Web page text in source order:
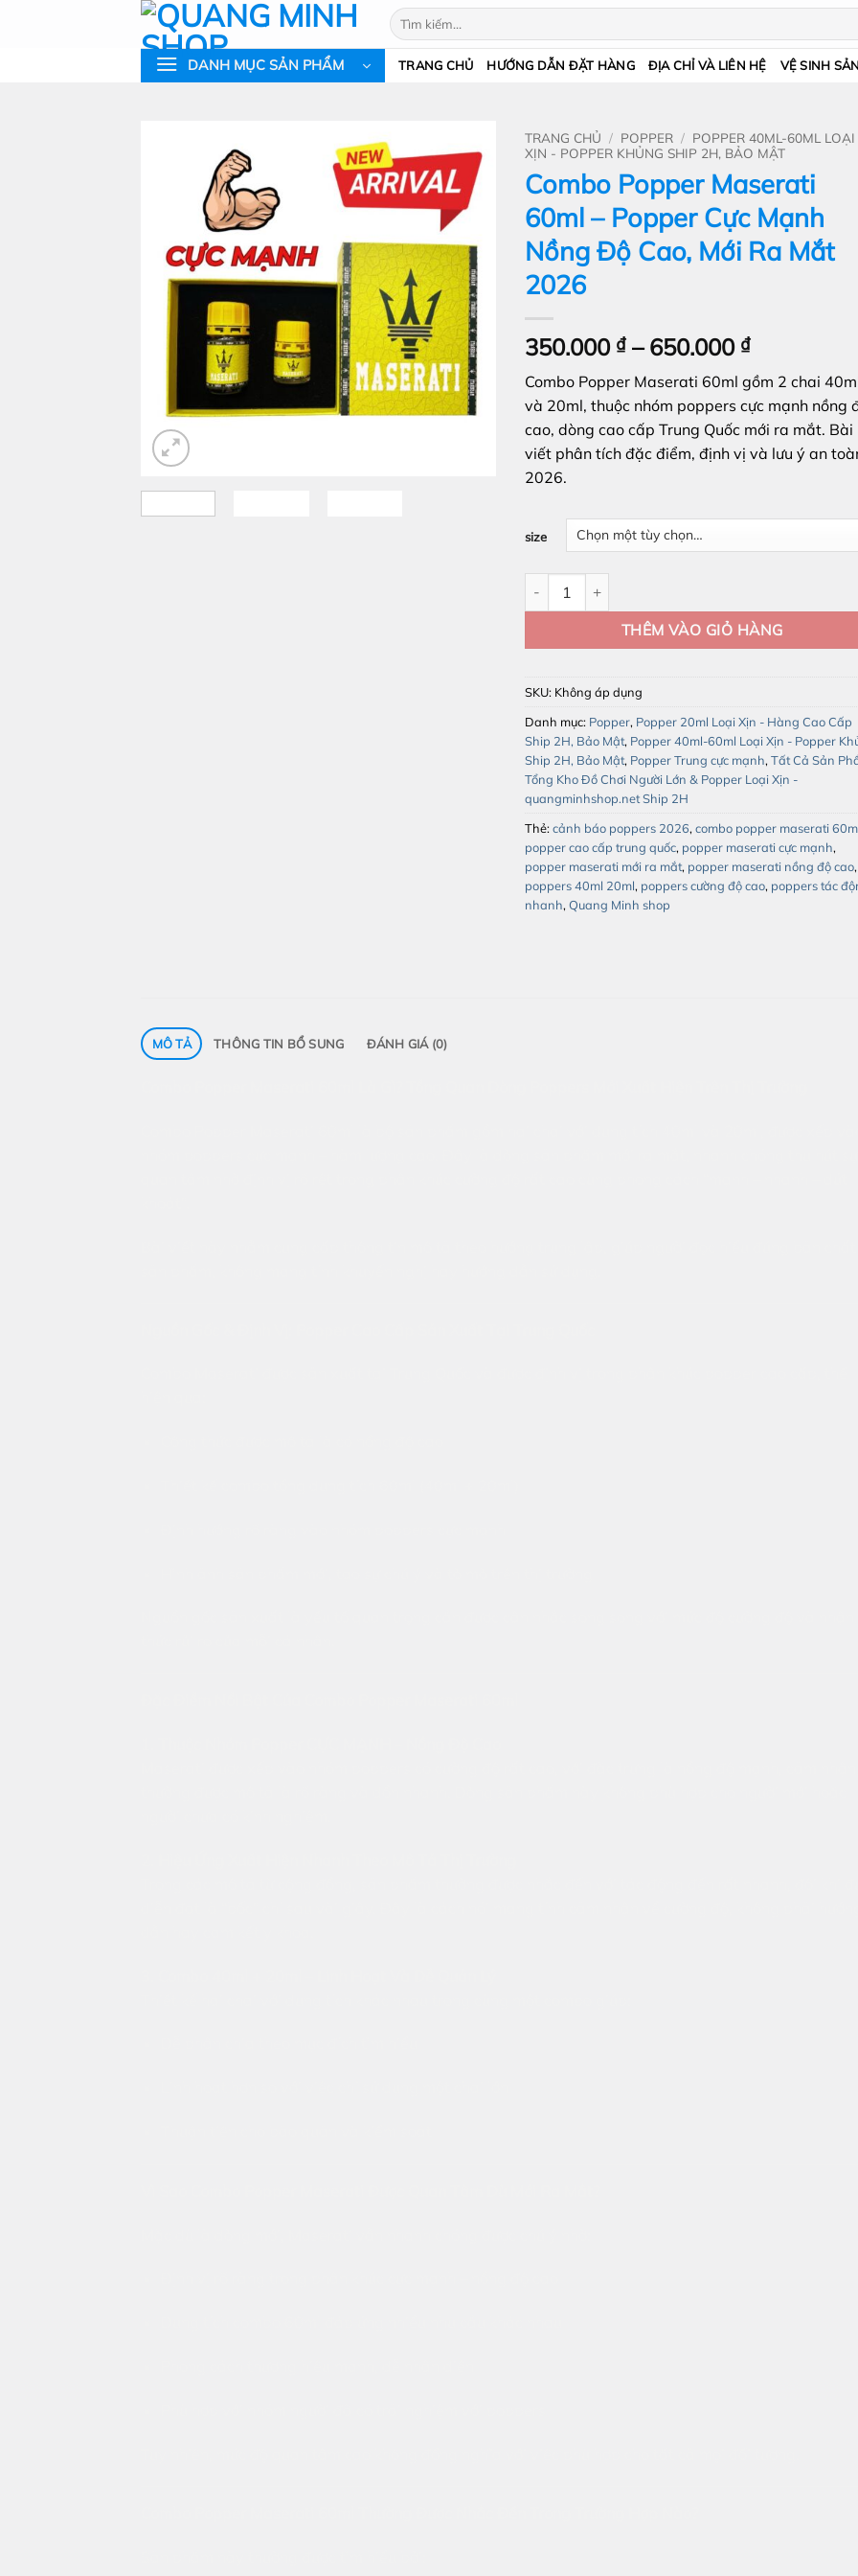
Tìm
kiếm:
DANH MỤC SẢN PHẨM TRANG CHỦ HƯỚNG DẪN ĐẶT HÀNG ĐỊA CHỈ VÀ LIÊN HỆ VỆ SINH
TRANG CHỦ / POPPER / POPPER 40ML-60ML LOẠI
XỊN - POPPER KHỦNG SHIP 2H, BẢO MẬT
Combo Popper Maserati
60ml – Popper Cực Mạnh
Nồng Độ Cao, Mới Ra Mắt
2026
350.000 ₫ – 650.000 ₫Khoảng
giá:
từ
350.000 ₫
đến
650.000 ₫
Combo Popper Maserati 60ml gồm 2 chai
và 20ml, thuộc nhóm poppers cực mạnh nồng
cao, dòng cao cấp Trung Quốc mới ra mắt. Bài
viết phân tích đặc điểm, định vị và lưu ý an
2026.
size
Combo Popper Maserati 60ml – Popper Cực Mạnh
THÊM VÀO GIỎ HÀNG
SKU: Không áp dụng
Danh mục: Popper, Popper 20ml Loại Xịn - Hàng Cao Cấp
Ship 2H, Bảo Mật, Popper 40ml-60ml Loại Xịn - Popper
Ship 2H, Bảo Mật, Popper Trung cực mạnh, Tất Cả Sản
Tổng Kho Đồ Chơi Người Lớn & Popper Loại Xịn -
quangminhshop.net Ship 2H
Thẻ: cảnh báo poppers 2026, combo popper maserati
popper cao cấp trung quốc, popper maserati cực mạnh,
popper maserati mới ra mắt, popper maserati nồng độ cao,
poppers 40ml 20ml, poppers cường độ cao, poppers tác
nhanh, Quang Minh shop
MÔ TẢ THÔNG TIN BỔ SUNG ĐÁNH GIÁ (0)